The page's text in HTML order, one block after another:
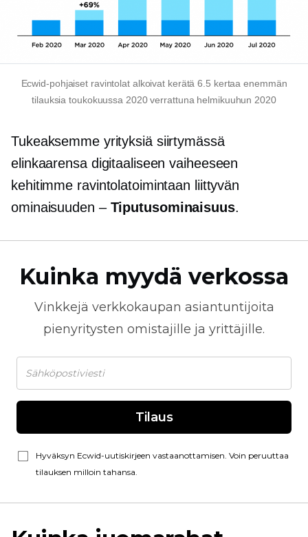
Ecwid-pohjaiset ravintolat alkoivat kerätä 6.5 kertaa enemmän
tilauksia toukokuussa 2020 verrattuna helmikuuhun 2020
Tukeaksemme yrityksiä siirtymässä
elinkaarensa digitaaliseen vaiheeseen
kehitimme ravintolatoimintaan liittyvän
ominaisuuden – Tiputusominaisuus.
Kuinka myydä verkossa
Vinkkejä verkkokaupan asiantuntijoita
pienyritysten omistajille ja yrittäjille.
Tilaus
Hyväksyn Ecwid-uutiskirjeen vastaanottamisen. Voin peruuttaa
tilauksen milloin tahansa.